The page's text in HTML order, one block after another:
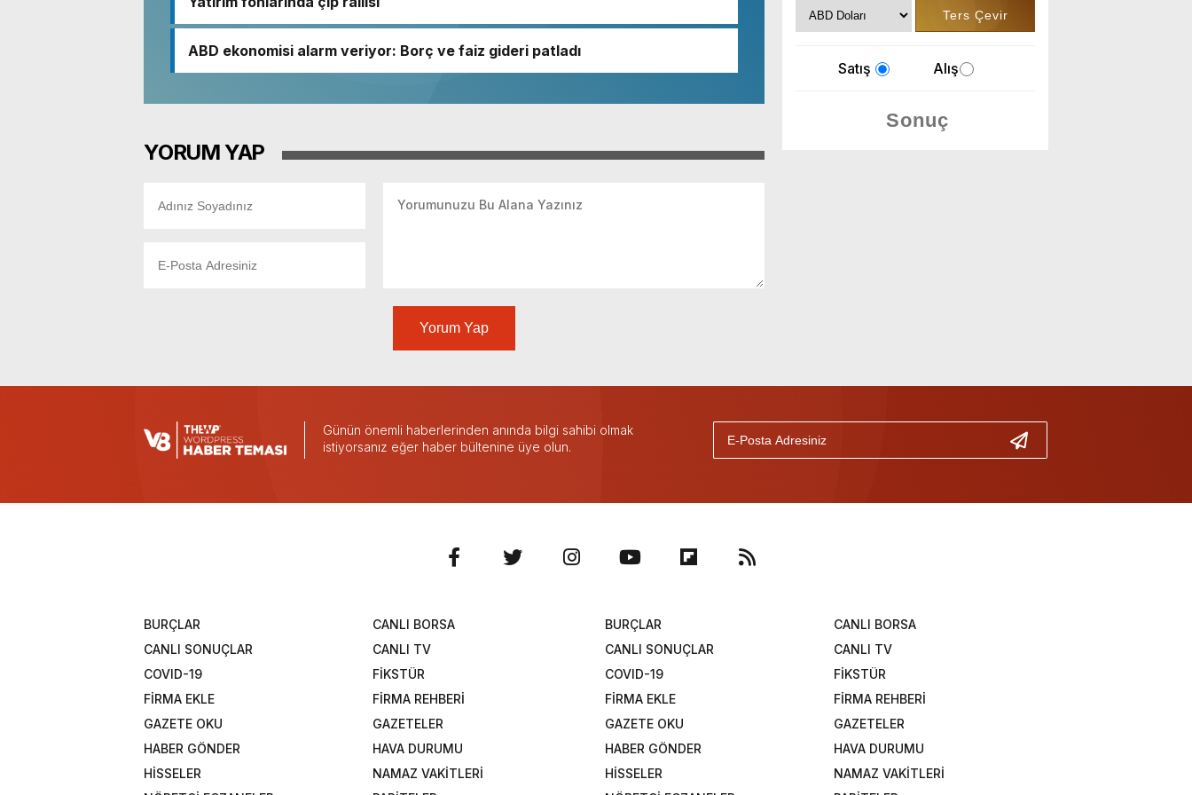
ABD ekonomisi alarm veriyor: Borç ve faiz gideri patladı
YORUM YAP
Yorum Yap
Satış Alış
Günün önemli haberlerinden anında bilgi sahibi olmak
istiyorsanız eğer haber bültenine üye olun.
BURÇLAR
CANLI BORSA
CANLI SONUÇLAR
CANLI TV
COVID-19
FİKSTÜR
FİRMA EKLE
FİRMA REHBERİ
GAZETE OKU
GAZETELER
HABER GÖNDER
HAVA DURUMU
HİSSELER
NAMAZ VAKİTLERİ
BURÇLAR
CANLI BORSA
CANLI SONUÇLAR
CANLI TV
COVID-19
FİKSTÜR
FİRMA EKLE
FİRMA REHBERİ
GAZETE OKU
GAZETELER
HABER GÖNDER
HAVA DURUMU
HİSSELER
NAMAZ VAKİTLERİ